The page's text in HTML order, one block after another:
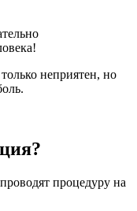
неприятен, но
проводят процедуру на